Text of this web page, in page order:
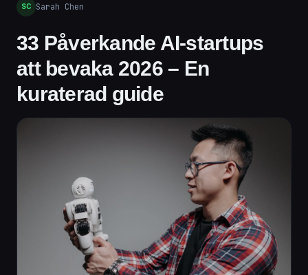
SC Sarah Chen
33 Påverkande AI-startups
att bevaka 2026 – En
kuraterad guide